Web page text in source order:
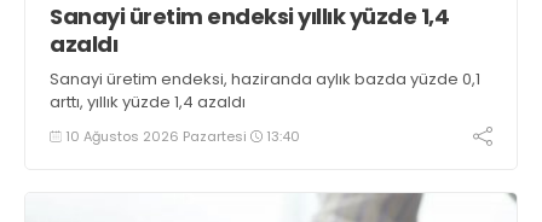
Sanayi üretim endeksi yıllık yüzde 1,4
azaldı
Sanayi üretim endeksi, haziranda aylık bazda yüzde 0,1
arttı, yıllık yüzde 1,4 azaldı
10 Ağustos 2026 Pazartesi 13:40